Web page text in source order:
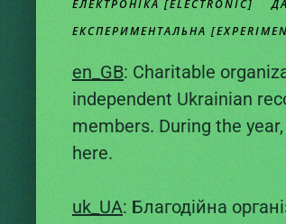
ЕЛЕКТРОНІКА [ELECTRONIC]
ЕКСПЕРИМЕНТАЛЬНА
en_GB: Charitable
independent Ukrainian
members. During the
here.
uk_UA: Благодійна